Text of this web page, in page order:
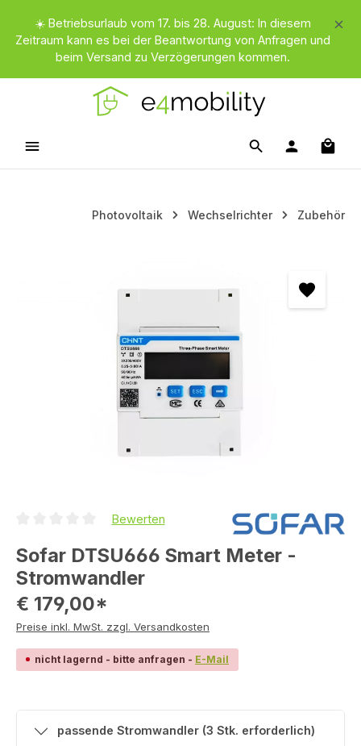
Zum Hauptinhalt springen
☀️ Betriebsurlaub vom 17. bis 28. August: In diesem
Zeitraum kann es bei der Beantwortung von Anfragen und
beim Versand zu Verzögerungen kommen.
Photovoltaik Wechselrichter Zubehör
Durchschnittliche Bewertung von 0 von 5 Sternen
Bewerten
Sofar DTSU666 Smart Meter -
Stromwandler
€ 179,00*
Preise inkl. MwSt. zzgl. Versandkosten
nicht lagernd - bitte anfragen - E-Mail
passende Stromwandler (3 Stk. erforderlich)